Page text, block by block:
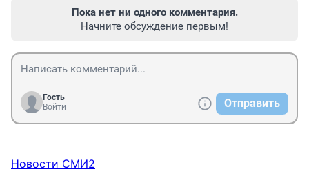
Пока нет ни одного комментария.
Начните обсуждение первым!
Гость
Войти
Отправить
Новости СМИ2